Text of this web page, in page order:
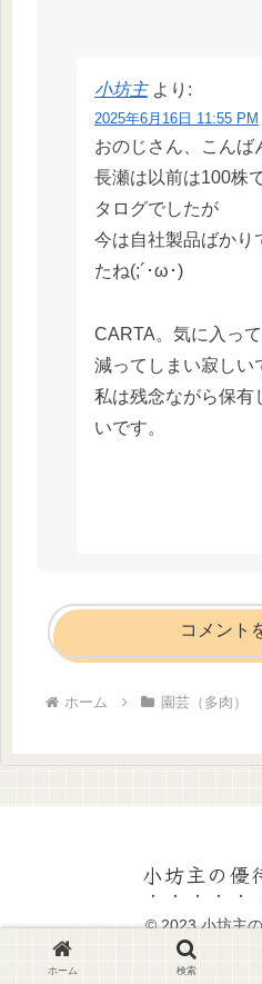
小坊主 より:
2025年6月16日 11:55 PM
おのじさん、こんば
長瀬は以前は100株
タログでしたが
今は自社製品ばかり
たね(;´･ω･)
CARTA。気に入っ
減ってしまい寂しい
私は残念ながら保有
いです。
コメント
ホーム 園芸（多肉）
小坊主の優
© 2023 小坊主
ホーム 検索